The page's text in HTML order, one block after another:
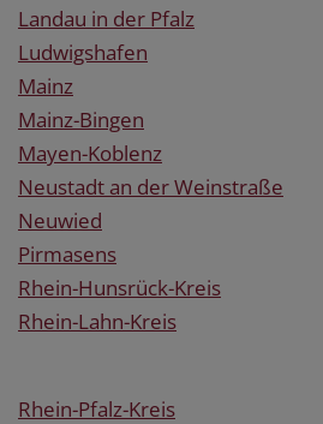
Landau in der Pfalz
Ludwigshafen
Mainz
Mainz-Bingen
Mayen-Koblenz
Neustadt an der Weinstraße
Neuwied
Pirmasens
Rhein-Hunsrück-Kreis
Rhein-Lahn-Kreis
Rhein-Pfalz-Kreis